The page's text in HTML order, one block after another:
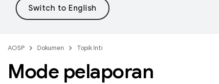
AOSP Dokumen Topik Inti
Mode pelaporan